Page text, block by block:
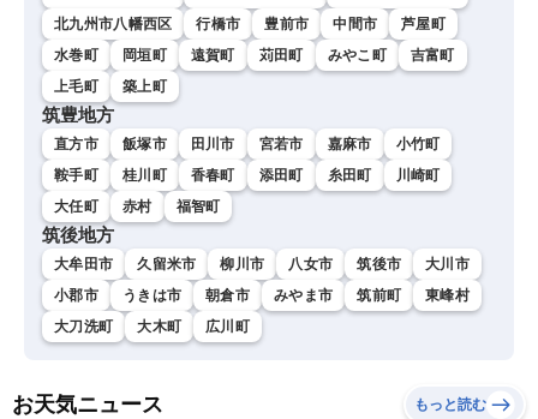
北九州市八幡西区
行橋市 豊前市 中間市
芦屋町
水巻町
岡垣町 遠賀町 苅田町 みやこ町
吉富町
上毛町
築上町
筑豊地方
直方市 飯塚市 田川市 宮若市 嘉麻市
小竹町
鞍手町
桂川町 香春町 添田町 糸田町
川崎町
大任町
赤村 福智町
筑後地方
大牟田市 久留米市 柳川市 八女市 筑後市
大川市
小郡市
うきは市 朝倉市 みやま市 筑前町
東峰村
大刀洗町
大木町 広川町
お天気ニュース もっと読む